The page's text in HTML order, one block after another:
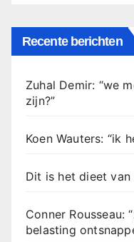
Recente berichten
Zuhal Demir: “we
zijn?”
Koen Wauters: “ik
Dit is het dieet van
Conner Rousseau:
belasting